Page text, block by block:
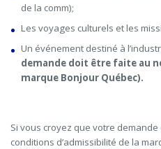
de la comm);
Les voyages culturels et les
Un événement destiné à
demande doit être faite au
marque Bonjour Québec).
Si vous croyez que votre
conditions d’admissibilité de la